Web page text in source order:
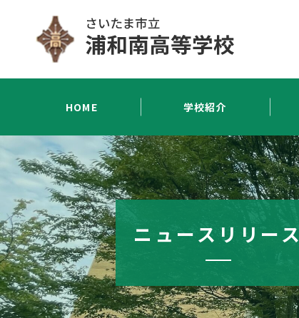
HOME 学校紹介
ニュースリリース